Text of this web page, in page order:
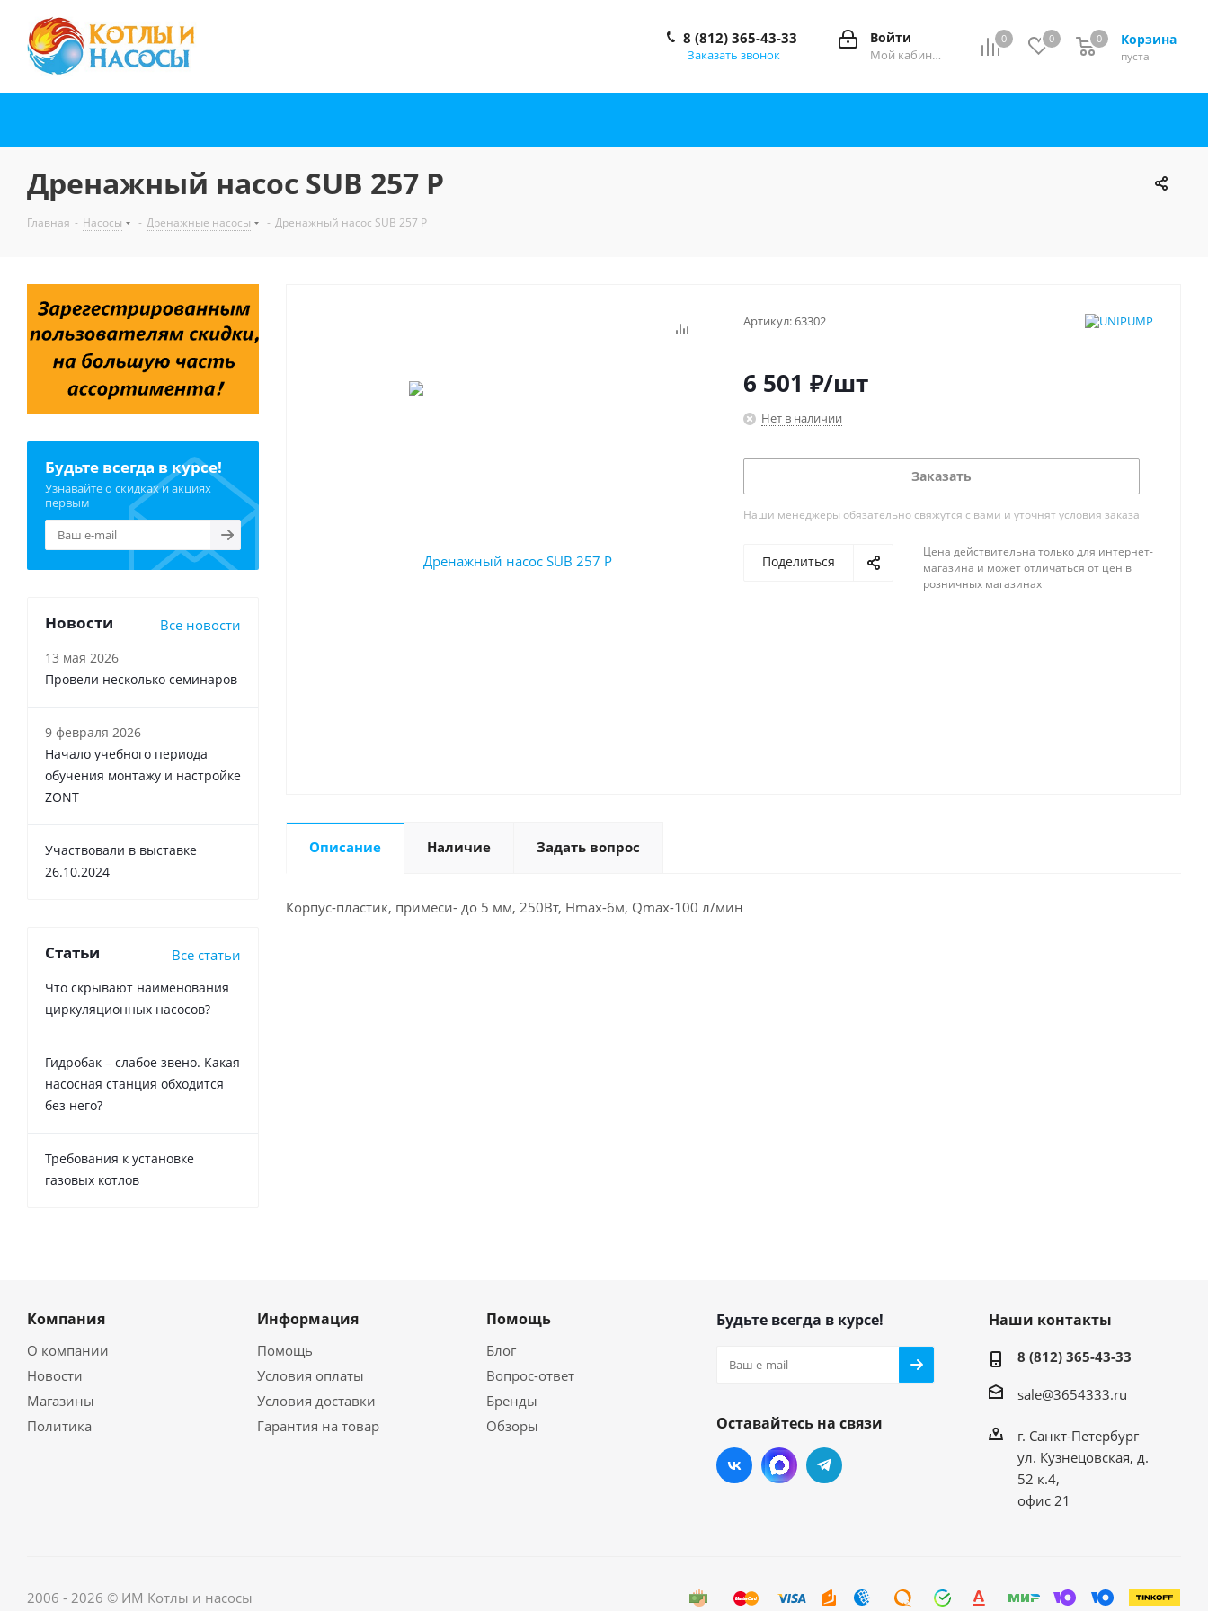
0 0 Корзина
0
пуста
0
Войти
Мой кабинет
8 (812) 365-43-33
Заказать звонок
Дренажный насос SUB 257 P
Главная - Насосы - Дренажные насосы - Дренажный насос SUB 257 P
Артикул:63302
6 501 ₽/шт
Нет в наличии
Заказать
Наши менеджеры обязательно свяжутся с вами и уточнят условия заказа
Поделиться
Цена действительна только для интернет-
магазина и может отличаться от цен в
розничных магазинах
Описание Наличие Задать вопрос
Корпус-пластик, примеси- до 5 мм, 250Вт, Hmax-6м, Qmax-100 л/мин
Будьте всегда в курсе!
Узнавайте о скидках и акциях
первым
Новости Все новости
13 мая 2026
Провели несколько семинаров
9 февраля 2026
Начало учебного периода
обучения монтажу и настройке
ZONT
Участвовали в выставке
26.10.2024
Статьи Все статьи
Что скрывают наименования
циркуляционных насосов?
Гидробак – слабое звено. Какая
насосная станция обходится
без него?
Требования к установке
газовых котлов
Компания
О компании
Новости
Магазины
Политика
Информация
Помощь
Условия оплаты
Условия доставки
Гарантия на товар
Помощь
Блог
Вопрос-ответ
Бренды
Обзоры
Будьте всегда в курсе!
Оставайтесь на связи
Наши контакты
8 (812) 365-43-33
sale@3654333.ru
г. Санкт-Петербург
ул. Кузнецовская, д.
52 к.4,
офис 21
2006 - 2026 © ИМ Котлы и насосы